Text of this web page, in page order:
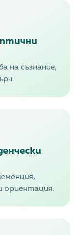
на съзнание,
ориентация.